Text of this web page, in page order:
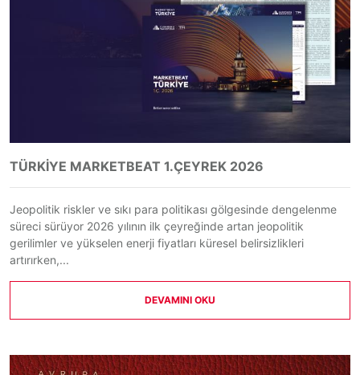
TÜRKİYE MARKETBEAT 1.ÇEYREK 2026
Jeopolitik riskler ve sıkı para politikası gölgesinde dengelenme
süreci sürüyor 2026 yılının ilk çeyreğinde artan jeopolitik
gerilimler ve yükselen enerji fiyatları küresel belirsizlikleri
artırırken,...
DEVAMINI OKU